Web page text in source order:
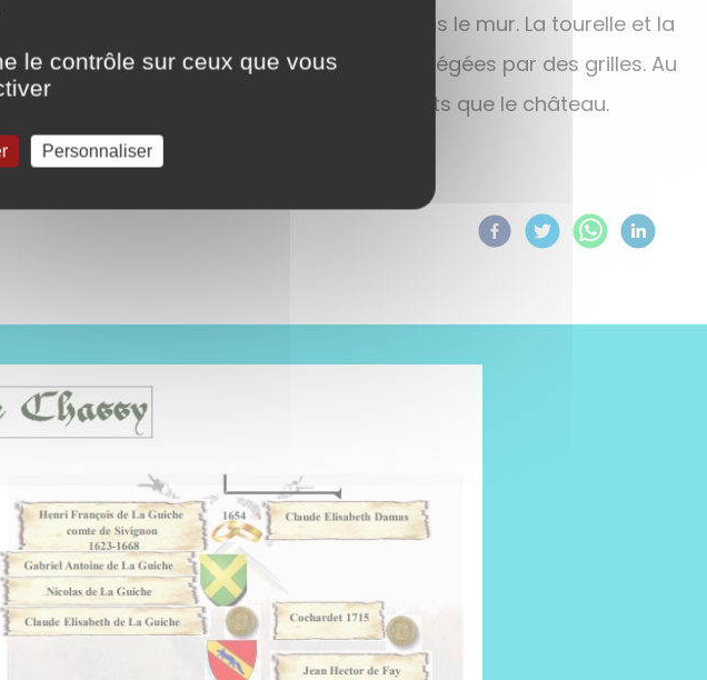
le vide et des vestiges de supports dans le mur. La tourelle et la
Les baies de la façade ouest sont protégées par des grilles. Au
et communs principaux, plus récents que le château.
le contrôle sur ceux que vous
Personnaliser